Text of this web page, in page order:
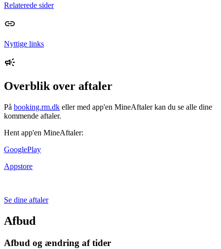
Relaterede sider
Nyttige links
Overblik over aftaler
På booking.rm.dk eller med app'en MineAftaler kan du se alle dine
kommende aftaler.
Hent app'en MineAftaler:
GooglePlay
Appstore
Se dine aftaler
Afbud
Afbud og ændring af tider